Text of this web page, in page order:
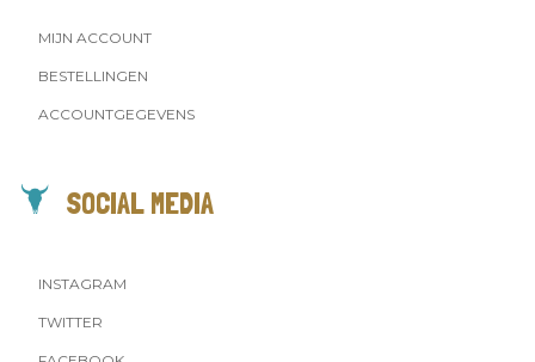
MIJN ACCOUNT
BESTELLINGEN
ACCOUNTGEGEVENS
SOCIAL MEDIA
INSTAGRAM
TWITTER